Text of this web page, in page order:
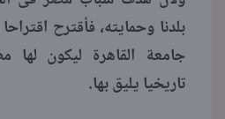
بلدنا وحمايته، فأقترح
جامعة القاهرة ليكون لها
تاريخيا يليق بها.